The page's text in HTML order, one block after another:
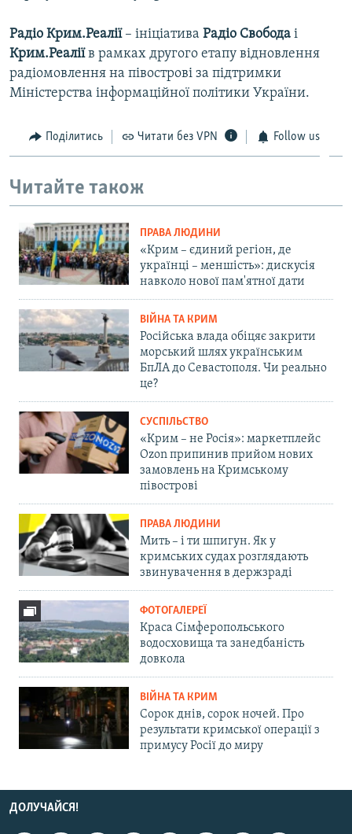
Радіо Крим.Реалії– ініціатива Радіо Свобода і
Крим.Реаліїв рамках другого етапу відновлення
радіомовлення на півострові за підтримки
Міністерства інформаційної політики України.
Поділитись Читати без VPN Follow us
Читайте також
ПРАВА ЛЮДИНИ
«Крим – єдиний регіон, де
українці – меншість»: дискусія
навколо нової пам'ятної дати
ВІЙНА ТА КРИМ
Російська влада обіцяє закрити
морський шлях українським
БпЛА до Севастополя. Чи реально
це?
СУСПІЛЬСТВО
«Крим – не Росія»: маркетплейс
Ozon припинив прийом нових
замовлень на Кримському
півострові
ПРАВА ЛЮДИНИ
Мить – і ти шпигун. Як у
кримських судах розглядають
звинувачення в держзраді
ФОТОГАЛЕРЕЇ
Краса Сімферопольського
водосховища та занедбаність
довкола
ВІЙНА ТА КРИМ
Сорок днів, сорок ночей. Про
результати кримської операції з
примусу Росії до миру
ДОЛУЧАЙСЯ!